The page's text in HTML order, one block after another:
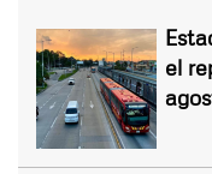
el